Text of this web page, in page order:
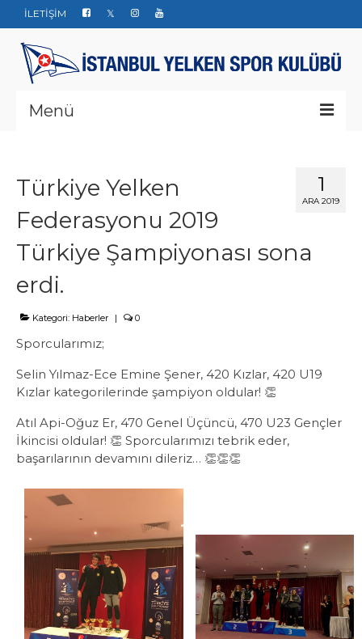
İLETİŞİM
Menü
Yarışlar
Haberler
Yelken Okulu
Düğün Davet ve Organizasyon
Bize ulaşın
1
ARA 2019
Türkiye Yelken
Federasyonu 2019
Türkiye Şampiyonası sona
erdi.
Kategori: Haberler | 0
Sporcularımız;
Selin Yılmaz-Ece Emine Şener, 420 Kızlar, 420 U19
Kızlar kategorilerinde şampiyon oldular! 👏
Atıl Api-Oğuz Er, 470 Genel Üçüncü, 470 U23 Gençler
İkincisi oldular! 👏 Sporcularımızı tebrik eder,
başarılarının devamını dileriz… 👏👏👏